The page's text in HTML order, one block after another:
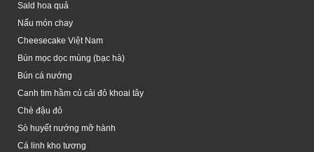
Sald hoa quả
Nấu món chay
Cheesecake Việt Nam
Bún mọc dọc mùng (bạc hà)
Bún cá nướng
Canh tim hầm củ cải đỏ khoai tây
Chè đậu đỏ
Sò huyết nướng mỡ hành
Cá linh kho tương